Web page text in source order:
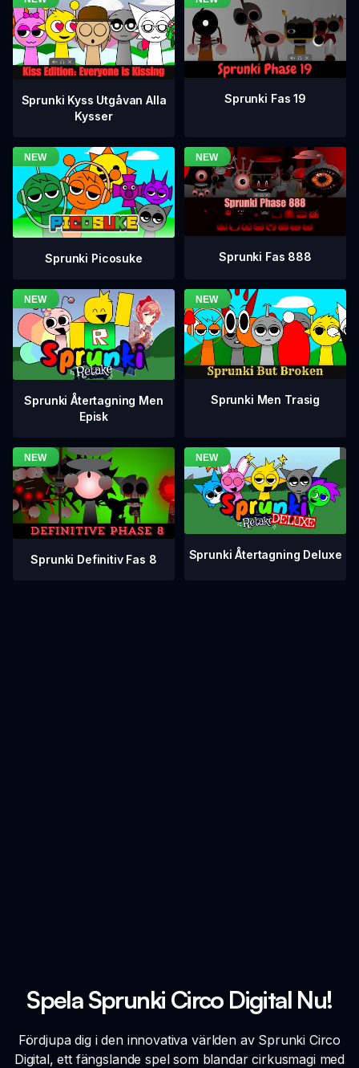
Sprunki Kyss Utgåvan Alla
Kysser
Sprunki Fas 19
Sprunki Picosuke Sprunki Fas 888
Sprunki Återtagning Men
Episk
Sprunki Men Trasig
Sprunki Definitiv Fas 8 Sprunki Återtagning Deluxe
Spela Sprunki Circo Digital Nu!
Fördjupa dig i den innovativa världen av Sprunki Circo
Digital, ett fängslande spel som blandar cirkusmagi med